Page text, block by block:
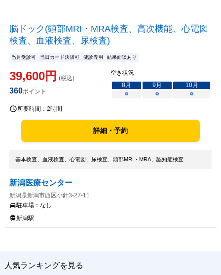
脳ドック(頭部MRI・MRA検査、高次機能、心電図
検査、血液検査、尿検査)
当月受診可 当日カード決済可 健診専用 結果面談あり
39,600円 (税込)
360ポイント
空き状況
8月 9月 10月
○
○ ○
所要時間： 2時間
詳細・予約
基本検査、血液検査、心電図、尿検査、頭部MRI・MRA、認知症検査
新潟医療センター
新潟県新潟市西区小針3-27-11
駐車場： なし
新潟駅
人気ランキングを見る